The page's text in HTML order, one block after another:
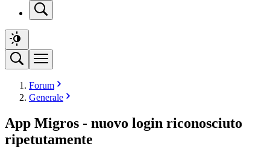
Forum
Generale
App Migros - nuovo login riconosciuto
ripetutamente